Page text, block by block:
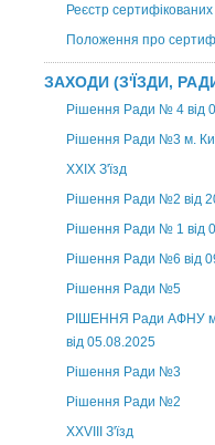
Реєстр сертифікованих
Положення про
ЗАХОДИ (З'ЇЗДИ,
Рішення Ради № 4 від
Рішення Ради №3 м.
XXІХ З'їзд
Рішення Ради №2 від
Рішення Ради № 1 від
Рішення Ради №6 від
Рішення Ради №5
РІШЕННЯ Ради АФНУ
від 05.08.2025
Рішення Ради №3
Рішення Ради №2
XXVIII З'їзд